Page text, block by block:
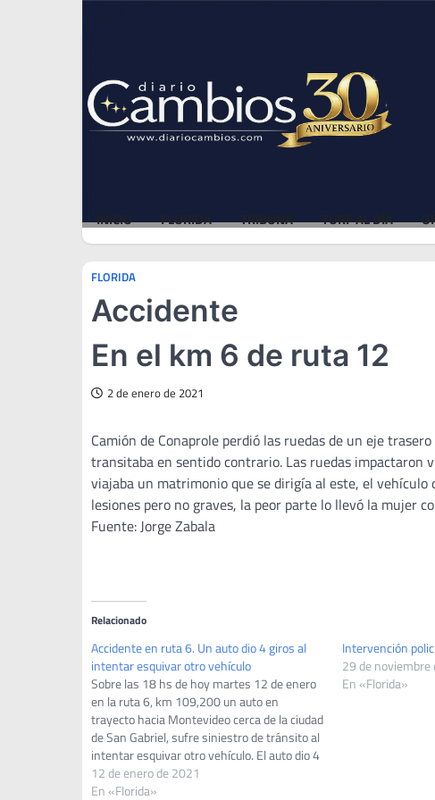
INICIO FLORIDA TRIBUNA TURF AL DÍA
FLORIDA
Accidente
En el km 6 de ruta 12
2 de enero de 2021
Camión de Conaprole perdió las ruedas de un eje
transitaba en sentido contrario. Las ruedas
viajaba un matrimonio que se dirigía al este, el
lesiones pero no graves, la peor parte lo llevó la mujer
Fuente: Jorge Zabala
Relacionado
Accidente en ruta 6. Un auto dio 4 giros al
intentar esquivar otro vehículo
Sobre las 18 hs de hoy martes 12 de enero
en la ruta 6, km 109,200 un auto en
trayecto hacia Montevideo cerca de la ciudad
de San Gabriel, sufre siniestro de tránsito al
intentar esquivar otro vehículo. El auto dio 4
vueltas hacia la banquina. En el auto
viajaban…
12 de enero de 2021
En «Florida»
Intervención
29 de noviembre
En «Florida»